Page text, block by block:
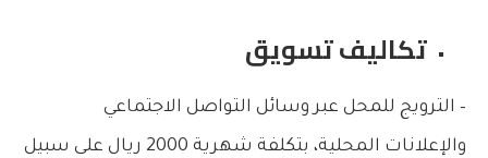
تكاليف تسويق
– الترويج للمحل عبر وسائل التواصل الاجتماعي
والإعلانات المحلية، بتكلفة شهرية 2000 ريال على سبيل